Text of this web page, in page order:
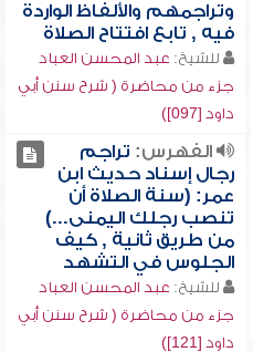
وتراجمهم والألفاظ الواردة
فيه , تابع افتتاح الصلاة
للشيخ: عبد المحسن العباد
جزء من محاضرة ( شرح سنن أبي
داود [097])
الفهرس: تراجم
رجال إسناد حديث ابن
عمر: (سنة الصلاة أن
تنصب رجلك اليمنى...)
من طريق ثانية , كيف
الجلوس في التشهد
للشيخ: عبد المحسن العباد
جزء من محاضرة ( شرح سنن أبي
داود [121])